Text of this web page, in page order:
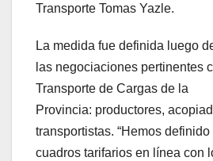
Transporte Tomas Yazle.
La medida fue definida luego
las negociaciones pertinentes
Transporte de Cargas de la
Provincia: productores,
transportistas. “Hemos
cuadros tarifarios en línea con